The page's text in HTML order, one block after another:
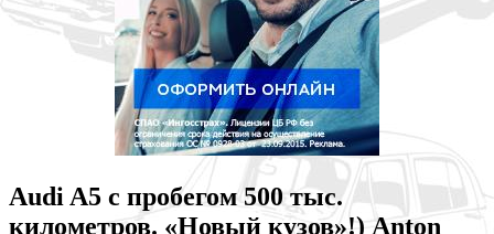
Audi A5 с пробегом 500 тыс.
километров. «Новый кузов»!) Anton